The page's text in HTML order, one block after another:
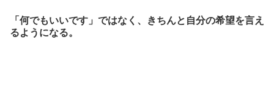
「何でもいいです」ではなく、きちんと自分の希望を言え
るようになる。